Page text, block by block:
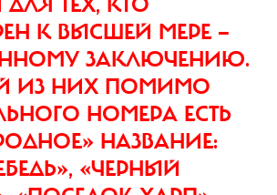
К ВЫСШЕЙ МЕРЕ —
ЗАКЛЮЧЕНИЮ.
ИЗ НИХ ПОМИМО
НОМЕРА ЕСТЬ
НАЗВАНИЕ:
«ЧЕРНЫЙ